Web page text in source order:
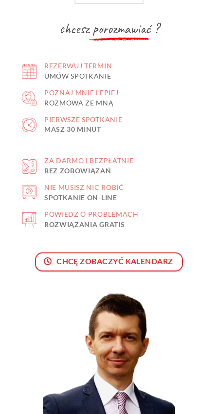
chceszporozmawiać?
REZERWUJ TERMIN
UMÓW SPOTKANIE
POZNAJ MNIE LEPIEJ
ROZMOWA ZE MNĄ
PIERWSZE SPOTKANIE
MASZ 30 MINUT
ZA DARMO I BEZPŁATNIE
BEZ ZOBOWIĄZAŃ
NIE MUSISZ NIC ROBIĆ
SPOTKANIE ON-LINE
POWIEDZ O PROBLEMACH
ROZWIĄZANIA GRATIS
CHCĘ ZOBACZYĆ KALENDARZ